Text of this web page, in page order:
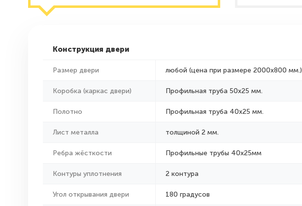
Конструкция двери
Размер двери любой (цена при размере 2000x800 мм.)
Коробка (каркас двери) Профильная труба 50х25 мм.
Полотно Профильная труба 40х25 мм.
Лист металла толщиной 2 мм.
Ребра жёсткости Профильные трубы 40х25мм
Контуры уплотнения 2 контура
Угол открывания двери 180 градусов